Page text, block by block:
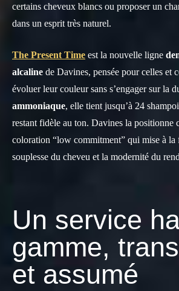
certains cheveux blancs ou proposer un
dans un esprit très naturel.
The Present Time est la nouvelle ligne
alcaline de Davines, pensée pour celles et
évoluer leur couleur sans s’engager sur la
ammoniaque, elle tient jusqu’à 24
restant fidèle au ton. Davines la positionne
coloration “low commitment” qui mise à la
souplesse du cheveu et la modernité du
Un service
gamme,
et assumé